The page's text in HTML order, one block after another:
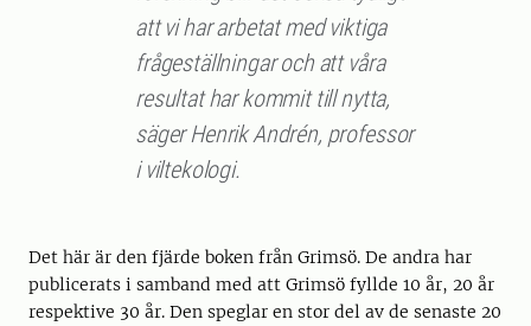
att vi har arbetat med viktiga
frågeställningar och att våra
resultat har kommit till nytta,
säger Henrik Andrén, professor
i viltekologi.
Det här är den fjärde boken från Grimsö. De andra har
publicerats i samband med att Grimsö fyllde 10 år, 20 år
respektive 30 år. Den speglar en stor del av de senaste 20